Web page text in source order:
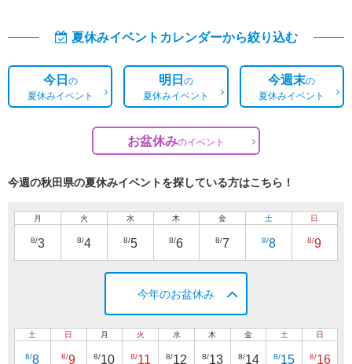
夏休みイベントカレンダーから絞り込む
今日の
夏休みイベント
明日の
夏休みイベント
今週末の
夏休みイベント
お盆休みのイベント
今週の秋田県の夏休みイベントを探している方はこちら！
月
8/3
火
8/4
水
8/5
木
8/6
金
8/7
土
8/8
日
8/9
今年のお盆休み
土
8/8
日
8/9
月
8/10
火
8/11
水
8/12
木
8/13
金
8/14
土
8/15
日
8/16